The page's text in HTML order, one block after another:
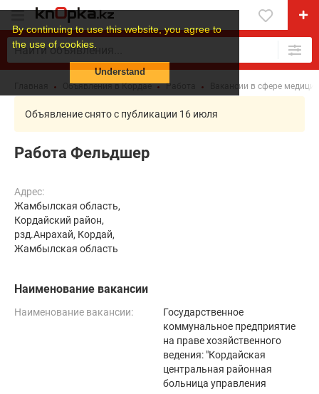
By continuing to use this website, you agree to
the use of cookies.
Understand
Объявления в Кордае Работа Вакансии в сфере
Объявление снято с публикации 16 июля
Работа Фельдшер
Адрес:
Жамбылская область,
Кордайский район,
рзд.Анрахай, Кордай,
Жамбылская область
Наименование вакансии
Наименование вакансии:
Государственное
коммунальное предприятие
на праве хозяйственного
ведения: "Кордайская
центральная районная
больница управления